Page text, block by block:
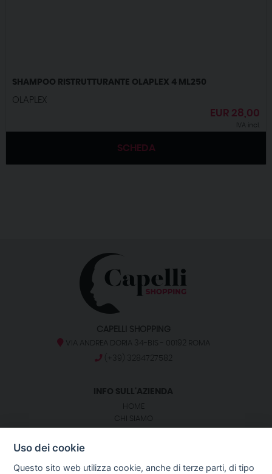
SHAMPOO RISTRUTTURANTE OLAPLEX 4 ML250
OLAPLEX
EUR 28,00
IVA incl.
SCHEDA
CAPELLI SHOPPING
VIA ANDREA DORIA 34-BIS - 00192 ROMA
(+39) 3284727582
INFO SULL'AZIENDA
HOME
CHI SIAMO
Uso dei cookie
Questo sito web utilizza cookie, anche di terze parti, di tipo